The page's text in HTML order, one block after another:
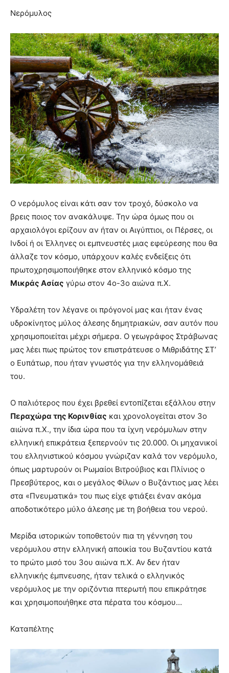
Νερόμυλος
Ο νερόμυλος είναι κάτι σαν τον τροχό, δύσκολο να
βρεις ποιος τον ανακάλυψε. Την ώρα όμως που οι
αρχαιολόγοι ερίζουν αν ήταν οι Αιγύπτιοι, οι Πέρσες, οι
Ινδοί ή οι Έλληνες οι εμπνευστές μιας εφεύρεσης που θα
άλλαζε τον κόσμο, υπάρχουν καλές ενδείξεις ότι
πρωτοχρησιμοποιήθηκε στον ελληνικό κόσμο της
Μικράς Ασίας γύρω στον 4ο-3ο αιώνα π.Χ.
Υδραλέτη τον λέγανε οι πρόγονοί μας και ήταν ένας
υδροκίνητος μύλος άλεσης δημητριακών, σαν αυτόν που
χρησιμοποιείται μέχρι σήμερα. Ο γεωγράφος Στράβωνας
μας λέει πως πρώτος τον επιστράτευσε ο Μιθριδάτης ΣΤ’
ο Ευπάτωρ, που ήταν γνωστός για την ελληνομάθειά
του.
Ο παλιότερος που έχει βρεθεί εντοπίζεται εξάλλου στην
Περαχώρα της Κορινθίας και χρονολογείται στον 3ο
αιώνα π.Χ., την ίδια ώρα που τα ίχνη νερόμυλων στην
ελληνική επικράτεια ξεπερνούν τις 20.000. Οι μηχανικοί
του ελληνιστικού κόσμου γνώριζαν καλά τον νερόμυλο,
όπως μαρτυρούν οι Ρωμαίοι Βιτρούβιος και Πλίνιος ο
Πρεσβύτερος, και ο μεγάλος Φίλων ο Βυζάντιος μας λέει
στα «Πνευματικά» του πως είχε φτιάξει έναν ακόμα
αποδοτικότερο μύλο άλεσης με τη βοήθεια του νερού.
Μερίδα ιστορικών τοποθετούν πια τη γέννηση του
νερόμυλου στην ελληνική αποικία του Βυζαντίου κατά
το πρώτο μισό του 3ου αιώνα π.Χ. Αν δεν ήταν
ελληνικής έμπνευσης, ήταν τελικά ο ελληνικός
νερόμυλος με την οριζόντια πτερωτή που επικράτησε
και χρησιμοποιήθηκε στα πέρατα του κόσμου…
Καταπέλτης